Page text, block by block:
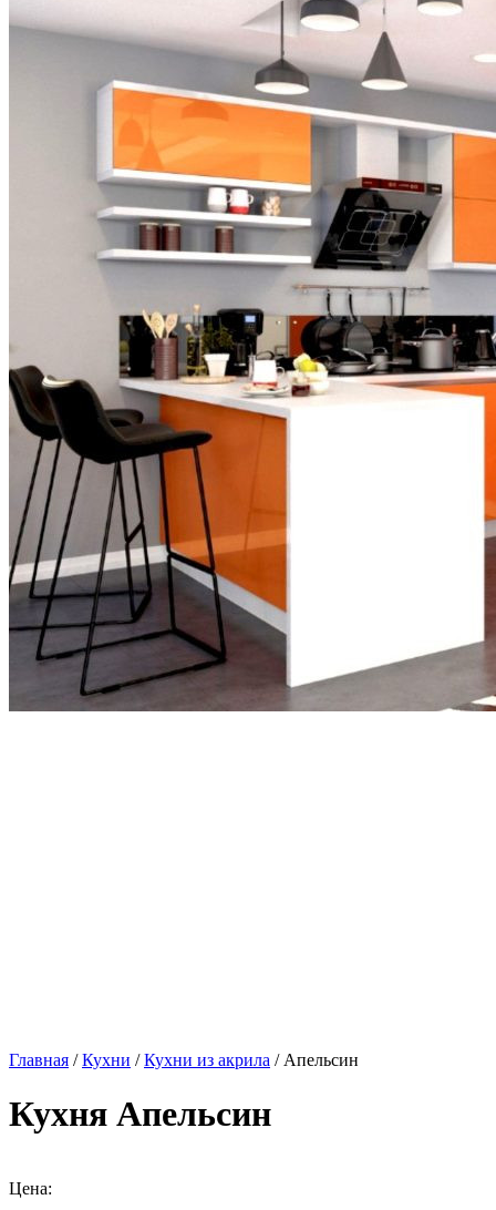
Главная /Кухни /Кухни из акрила / Апельсин
Кухня Апельсин
Цена: